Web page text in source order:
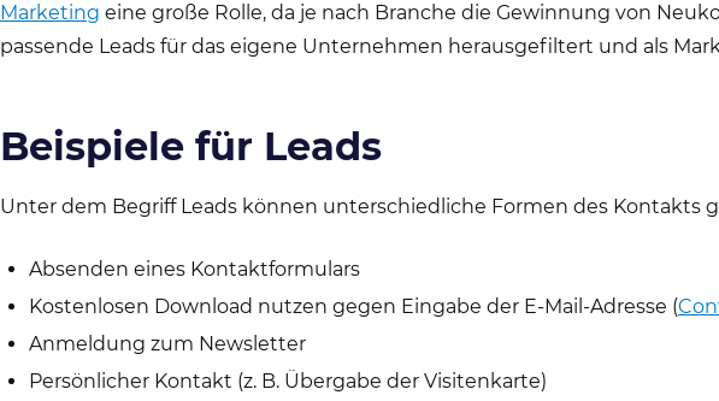
Marketing eine große Rolle, da je nach Branche die Gewinnung von
passende Leads für das eigene Unternehmen herausgefiltert und als
Beispiele für Leads
Unter dem Begriff Leads können unterschiedliche Formen des Kontakts
Absenden eines Kontaktformulars
Kostenlosen Download nutzen gegen Eingabe der E-Mail-Adresse (
Anmeldung zum Newsletter
Persönlicher Kontakt (z. B. Übergabe der Visitenkarte)